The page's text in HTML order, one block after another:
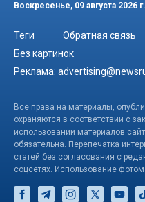
Воскресенье, 09 августа 2026 г.
Теги Обратная связь
Без картинок
Реклама:
Все права на материалы,
охраняются в соответствии с
использовании материалов
обязательна. Перепечатка
статей без согласования с
соцсетях. Использование